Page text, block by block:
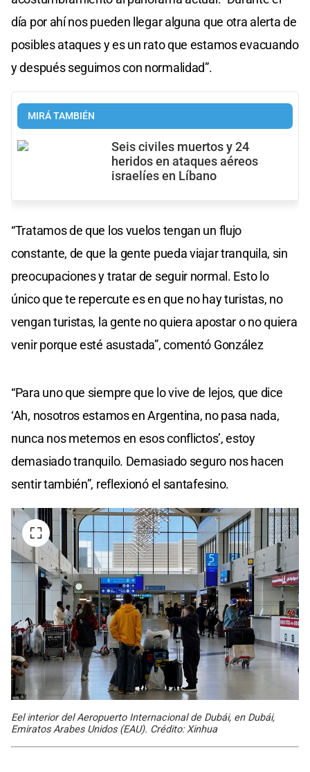
día por ahí nos pueden llegar alguna que otra alerta de
posibles ataques y es un rato que estamos evacuando
y después seguimos con normalidad”.
MIRÁ TAMBIÉN
Seis civiles muertos y 24
heridos en ataques aéreos
israelíes en Líbano
“Tratamos de que los vuelos tengan un flujo
constante, de que la gente pueda viajar tranquila, sin
preocupaciones y tratar de seguir normal. Esto lo
único que te repercute es en que no hay turistas, no
vengan turistas, la gente no quiera apostar o no quiera
venir porque esté asustada”, comentó González
“Para uno que siempre que lo vive de lejos, que dice
‘Ah, nosotros estamos en Argentina, no pasa nada,
nunca nos metemos en esos conflictos’, estoy
demasiado tranquilo. Demasiado seguro nos hacen
sentir también”, reflexionó el santafesino.
Eel interior del Aeropuerto Internacional de Dubái, en Dubái,
Emiratos Arabes Unidos (EAU). Crédito: Xinhua